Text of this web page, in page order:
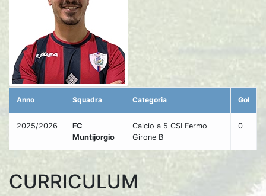
Anno Squadra Categoria Gol
2025/2026
FC
Muntijorgio
Calcio a 5 CSI Fermo
Girone B
0
CURRICULUM